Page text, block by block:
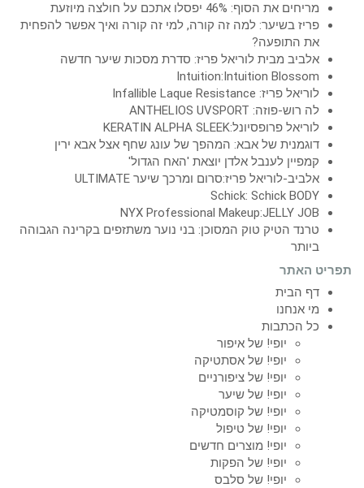
מריחים את הסוף: 46% יפסלו אתכם על חולצה מיוזעת
פריז בשיער: למה זה קורה, למי זה קורה ואיך אפשר להפחית
את התופעה?
אלביב מבית לוריאל פריז: סדרת מסכות שיער חדשה
Intuition:Intuition Blossom
לוריאל פריז: Infallible Laque Resistance
לה רוש-פוזה: ANTHELIOS UVSPORT
לוריאל פרופסיונל:KERATIN ALPHA SLEEK
דוגמנית של אבא: המהפך של עונג שחף אצל אבא ירין
קמפיין לענבל אלדן יוצאת 'האח הגדול'
אלביב-לוריאל פריז:סרום ומרכך שיער ULTIMATE
Schick: Schick BODY
NYX Professional Makeup:JELLY JOB
טרנד הטיק טוק המסוכן: בני נוער משתזפים בקרינה הגבוהה
ביותר
תפריט האתר
דף הבית
מי אנחנו
כל הכתבות
יופי! של איפור
יופי! של אסתטיקה
יופי! של ציפורניים
יופי! של שיער
יופי! של קוסמטיקה
יופי! של טיפול
יופי! מוצרים חדשים
יופי! של הפקות
יופי! של סלבס